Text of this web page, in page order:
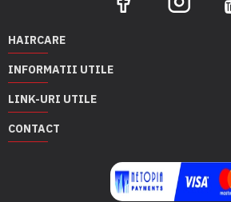
HAIRCARE
INFORMATII UTILE
LINK-URI UTILE
CONTACT